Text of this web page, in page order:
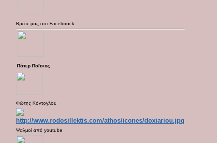
Βρείτε μας στο Faceboock
Πάτερ Παΐσιος
Φώτης Κόντογλου
Ψαλμοί από youtube